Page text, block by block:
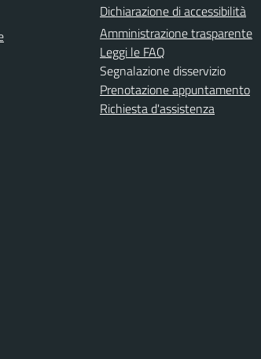
Dichiarazione di accessibilità
Amministrazione trasparente
Leggi le FAQ
Segnalazione disservizio
Prenotazione appuntamento
Richiesta d'assistenza